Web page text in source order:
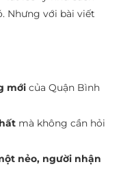
Nhưng với bài viết
mới của Quận Bình
mà không cần hỏi
nẻo, người nhận